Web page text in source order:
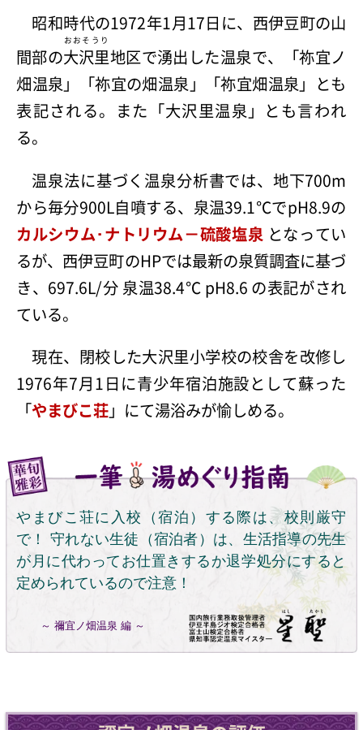
昭和時代の1972年1月17日に、西伊豆町の山
間部の大沢里
おおそうり
地区で湧出した温泉で、「祢宜ノ
畑温泉」「祢宜の畑温泉」「祢宜畑温泉」とも
表記される。また「大沢里温泉」とも言われ
る。
温泉法に基づく温泉分析書では、地下700m
から毎分900L自噴する、泉温39.1℃でpH8.9の
カルシウム･ナトリウム－硫酸塩泉 となってい
るが、西伊豆町のHPでは最新の泉質調査に基づ
き、697.6L/分 泉温38.4℃ pH8.6 の表記がされ
ている。
現在、閉校した大沢里小学校の校舎を改修し
1976年7月1日に青少年宿泊施設として蘇った
「やまびこ荘」にて湯浴みが愉しめる。
やまびこ荘に入校（宿泊）する際は、校則厳守
で！ 守れない生徒（宿泊者）は、生活指導の先生
が月に代わってお仕置きするか退学処分にすると
定められているので注意！
～ 禰宜ノ畑温泉 編 ～